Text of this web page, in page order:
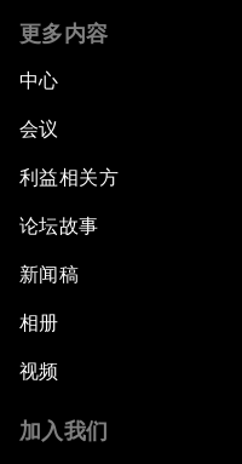
更多内容
中心
会议
利益相关方
论坛故事
新闻稿
相册
视频
加入我们